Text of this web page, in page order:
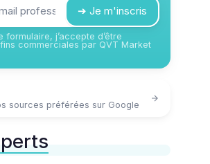
➔ Je m'inscris
formulaire, j’accepte d’être
commerciales par QVT Market
sources préférées sur Google